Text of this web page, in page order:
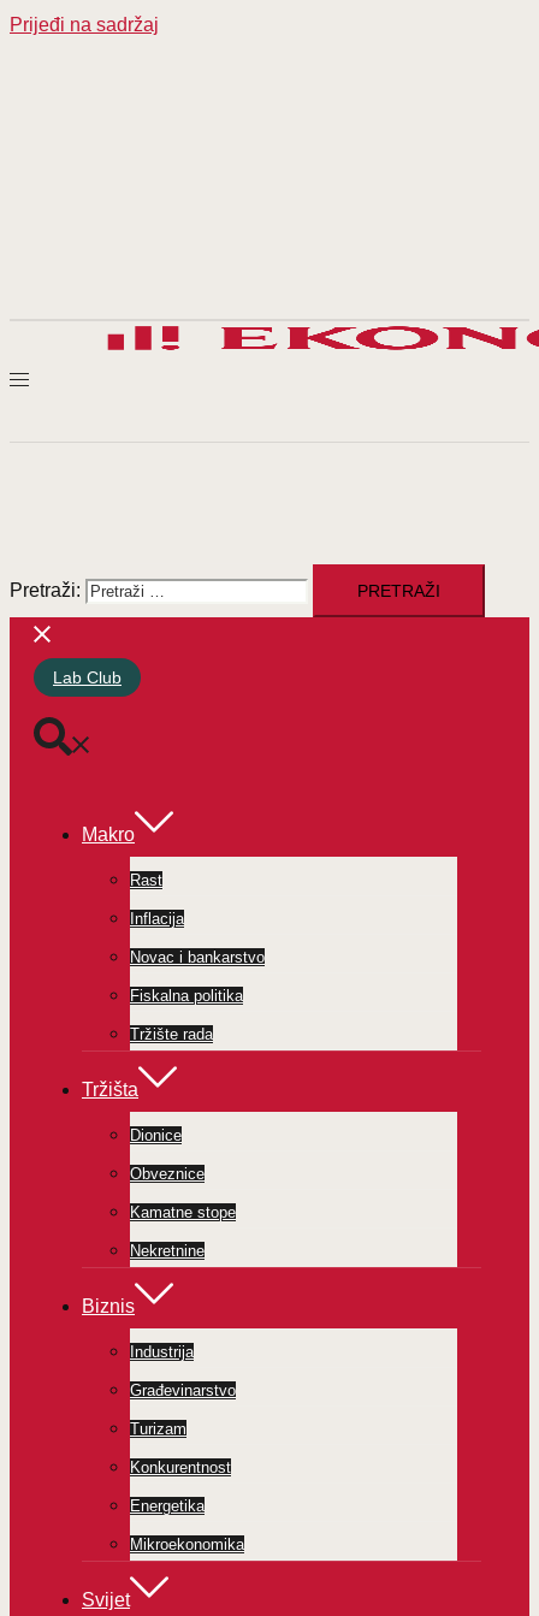
Prijeđi na sadržaj
Pretraži:
Lab Club
Makro
Rast
Inflacija
Novac i bankarstvo
Fiskalna politika
Tržište rada
Tržišta
Dionice
Obveznice
Kamatne stope
Nekretnine
Biznis
Industrija
Građevinarstvo
Turizam
Konkurentnost
Energetika
Mikroekonomika
Svijet